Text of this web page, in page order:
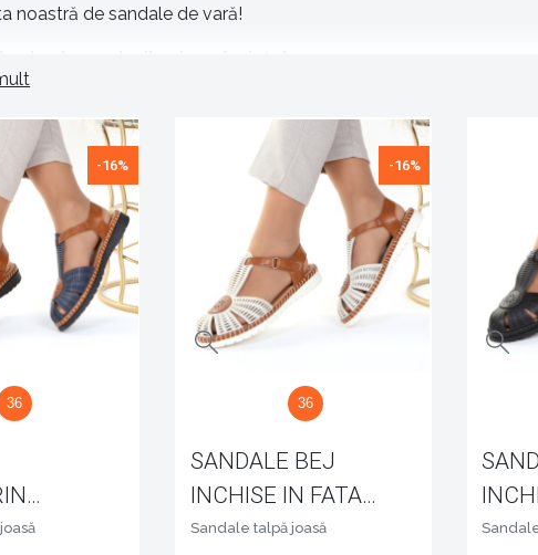
noastră de sandale de vară!
– pe toate le vei găsi în magazinul lafetecochete.ro, la
ți le oferim!
varietate mare de sandale
Optează pentru o pereche de sandale galbene sau
nude, pe care le poți încerca. În magazinul nostru vei găsi
Poți fi sigură că vor fi remarcate instant atunci când te
-16%
FATA
36
-16%
SANDALE BEJ
INCHISE IN FATA
LANI
Sandale talpă joasă
36
LANI